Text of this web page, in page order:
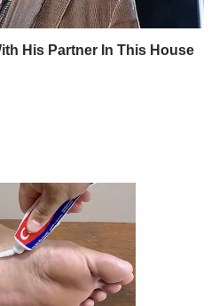
His Partner In This House